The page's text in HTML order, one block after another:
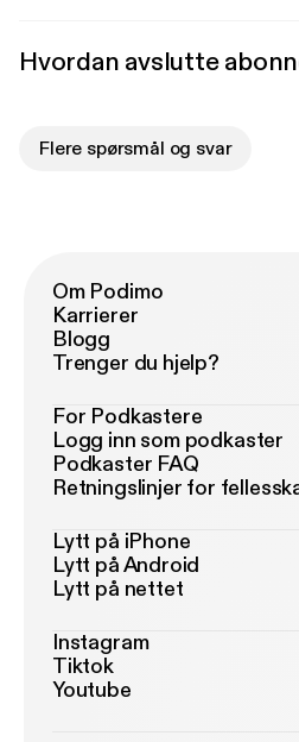
Hvordan avslutte
Flere spørsmål og svar
Om Podimo
Karrierer
Blogg
Trenger du hjelp?
For Podkastere
Logg inn som podkaster
Podkaster FAQ
Retningslinjer for
Lytt på iPhone
Lytt på Android
Lytt på nettet
Instagram
Tiktok
Youtube